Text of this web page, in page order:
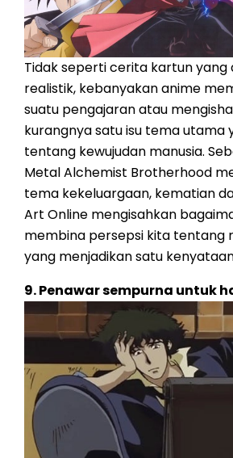
Tidak seperti cerita kartun yang
realistik, kebanyakan anime
suatu pengajaran atau
kurangnya satu isu tema utama
tentang kewujudan manusia.
Metal Alchemist Brotherhood
tema kekeluargaan, kematian
Art Online mengisahkan
membina persepsi kita tentang
yang menjadikan satu
9. Penawar sempurna untuk